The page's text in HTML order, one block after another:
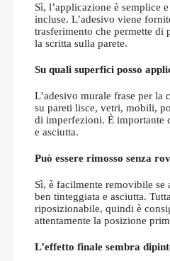
Sì, l’applicazione è semplice
incluse. L’adesivo viene
trasferimento che permette di
la scritta sulla parete.
Su quali superfici posso
L’adesivo murale frase per la
su pareti lisce, vetri, mobili,
di imperfezioni. È importante
e asciutta.
Può essere rimosso senza
Sì, è facilmente removibile se
ben tinteggiata e asciutta.
riposizionabile, quindi è
attentamente la posizione
L’effetto finale sembra